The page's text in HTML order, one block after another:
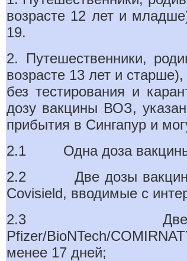
возрасте 12 лет и
19.
2. Путешественники,
возрасте 13 лет и
без тестирования и
дозу вакцины ВОЗ,
прибытия в Сингапур и
2.1 Одна доза вакцины
2.2 Две дозы вакцины
Covisield, вводимые с
2.3 Две дозы
Pfizer/BioNTech/
менее 17 дней;